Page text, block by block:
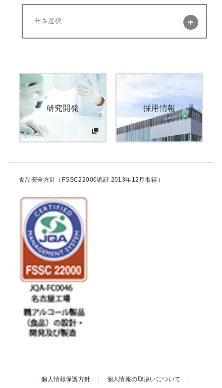
年を選択
研究開発 採用情報
食品安全方針（FSSC22000認証 2013年12月取得）
個人情報保護方針 個人情報の取扱いについて